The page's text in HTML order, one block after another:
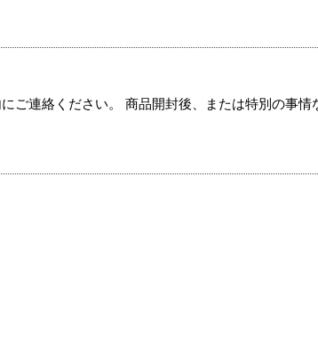
ご連絡ください。 商品開封後、または特別の事情